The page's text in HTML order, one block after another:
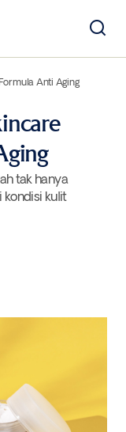
Anti Aging
tak hanya
kulit